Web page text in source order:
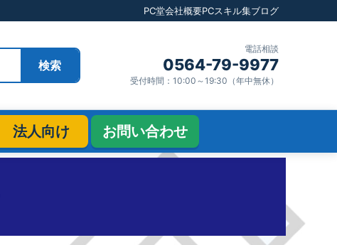
PC堂会社概要PCスキル集ブログ
検索
電話相談
0564-79-9977
受付時間：10:00～19:30（年中無休）
法人向け お問い合わせ